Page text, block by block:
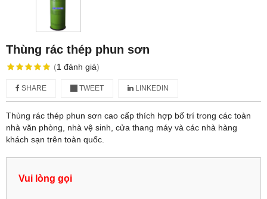
Thùng rác thép phun sơn
(1 đánh giá)
SHARE TWEET LINKEDIN
Thùng rác thép phun sơn cao cấp thích hợp bố trí trong các toàn
nhà văn phòng, nhà vệ sinh, cửa thang máy và các nhà hàng
khách sạn trên toàn quốc.
Vui lòng gọi